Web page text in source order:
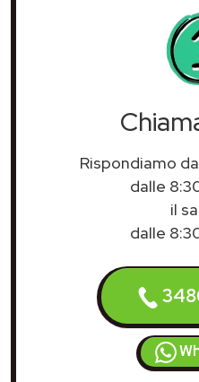
Rispondiamo
dalle
il
dalle